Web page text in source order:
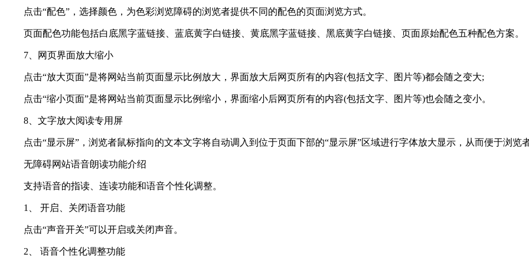
点击“配色”，选择颜色，为色彩浏览障碍的浏览者提供不同的配色的页面浏览方式。
页面配色功能包括白底黑字蓝链接、蓝底黄字白链接、黄底黑字蓝链接、黑底黄字白链接、页面原始配色五种配色方案。
7、网页界面放大缩小
点击“放大页面”是将网站当前页面显示比例放大，界面放大后网页所有的内容(包括文字、图片等)都会随之变大;
点击“缩小页面”是将网站当前页面显示比例缩小，界面缩小后网页所有的内容(包括文字、图片等)也会随之变小。
8、文字放大阅读专用屏
点击“显示屏”，浏览者鼠标指向的文本文字将自动调入到位于页面下部的“显示屏”区域进行字体放大显示，从而便于浏览者
无障碍网站语音朗读功能介绍
支持语音的指读、连读功能和语音个性化调整。
1、 开启、关闭语音功能
点击“声音开关”可以开启或关闭声音。
2、 语音个性化调整功能